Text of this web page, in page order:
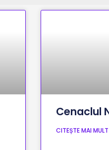
Cenaclul
CITEȘTE MAI